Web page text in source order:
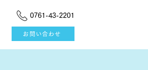
0761-43-2201
お問い合わせ